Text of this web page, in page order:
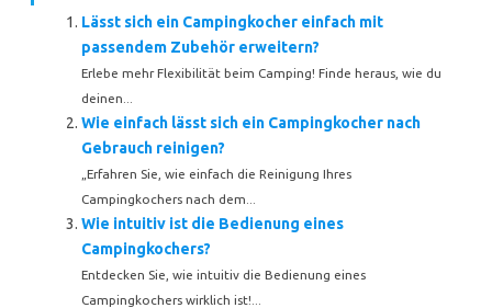
Lässt sich ein Campingkocher einfach mit
passendem Zubehör erweitern?
Erlebe mehr Flexibilität beim Camping! Finde heraus, wie du
deinen...
Wie einfach lässt sich ein Campingkocher nach
Gebrauch reinigen?
„Erfahren Sie, wie einfach die Reinigung Ihres
Campingkochers nach dem...
Wie intuitiv ist die Bedienung eines
Campingkochers?
Entdecken Sie, wie intuitiv die Bedienung eines
Campingkochers wirklich ist!...